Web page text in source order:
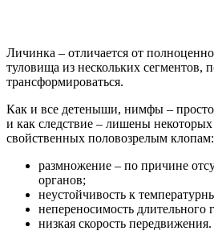
Личинка – отличается от
туловища из нескольких сегментов,
трансформироваться.
Как и все детеныши, нимфы – просто
и как следствие – лишены некоторых
свойственных половозрелым клопам:
размножение – по причине
органов;
неустойчивость к
непереносимость длительного
низкая скорость передвижения.